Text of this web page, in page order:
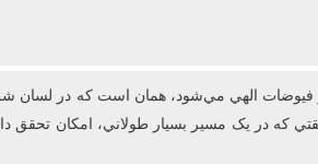
الهي مي‌شود، همان است که در لسان
که در يک مسير بسيار طولاني، امکان